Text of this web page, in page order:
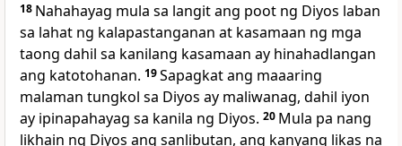
18 Nahahayag mula sa langit ang poot ng Diyos laban
sa lahat ng kalapastanganan at kasamaan ng mga
taong dahil sa kanilang kasamaan ay hinahadlangan
ang katotohanan. 19Sapagkat ang maaaring
malaman tungkol sa Diyos ay maliwanag, dahil iyon
ay ipinapahayag sa kanila ng Diyos. 20 Mula pa nang
likhain ng Diyos ang sanlibutan, ang kanyang likas na